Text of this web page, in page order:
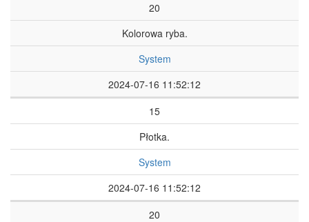
20
Kolorowa ryba.
System
2024-07-16 11:52:12
15
Płotka.
System
2024-07-16 11:52:12
20